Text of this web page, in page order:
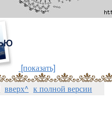
[показать]
вверх^ к полной версии